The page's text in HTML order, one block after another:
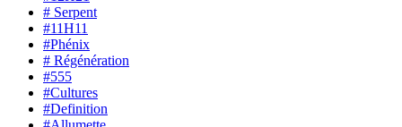
# Serpent
#11H11
#Phénix
# Régénération
#555
#Cultures
#Definition